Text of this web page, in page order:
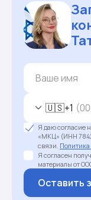
🇺🇸+1
Я даю согласие
«МКЦ» (ИНН
связи.
Я согласен
материалы от
Оставить